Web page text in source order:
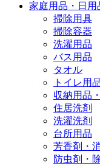
家庭用品・日用
掃除用具
掃除容器
洗濯用品
バス用品
タオル
トイレ用
収納用品
住居洗剤
洗濯洗剤
台所用品
芳香剤・
防虫剤・